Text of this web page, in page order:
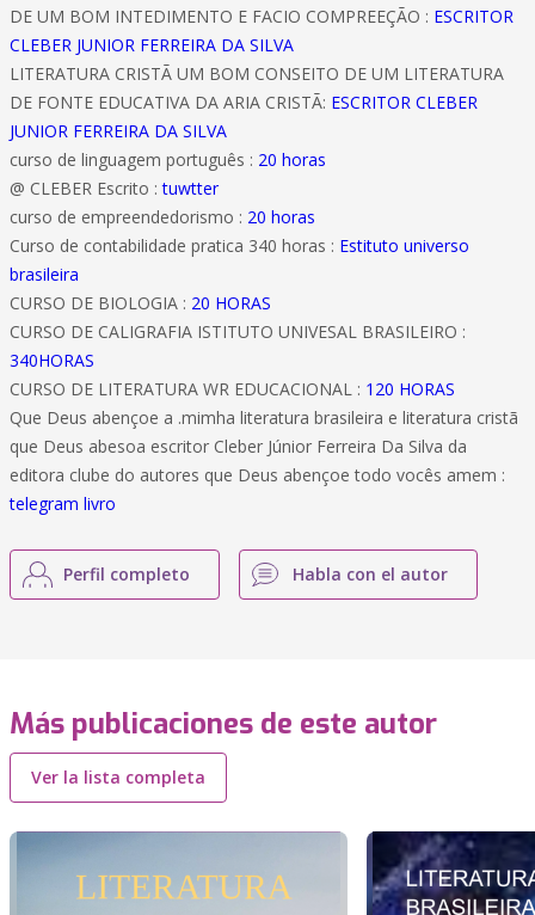
DE UM BOM INTEDIMENTO E FACIO COMPREEÇÃO : ESCRITOR
CLEBER JUNIOR FERREIRA DA SILVA
LITERATURA CRISTÃ UM BOM CONSEITO DE UM LITERATURA
DE FONTE EDUCATIVA DA ARIA CRISTÃ: ESCRITOR CLEBER
JUNIOR FERREIRA DA SILVA
curso de linguagem português : 20 horas
@ CLEBER Escrito :tuwtter
curso de empreendedorismo : 20 horas
Curso de contabilidade pratica 340 horas : Estituto universo
brasileira
CURSO DE BIOLOGIA : 20 HORAS
CURSO DE CALIGRAFIA ISTITUTO UNIVESAL BRASILEIRO :
340HORAS
CURSO DE LITERATURA WR EDUCACIONAL : 120 HORAS
Que Deus abençoe a .mimha literatura brasileira e literatura cristã
que Deus abesoa escritor Cleber Júnior Ferreira Da Silva da
editora clube do autores que Deus abençoe todo vocês amem :
telegram livro
Perfil completo Habla con el autor
Más publicaciones de este autor
Ver la lista completa